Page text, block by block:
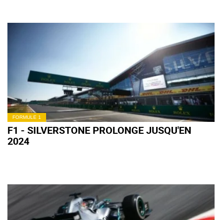
FORMULE 1
F1 - SILVERSTONE PROLONGE JUSQU'EN
2024